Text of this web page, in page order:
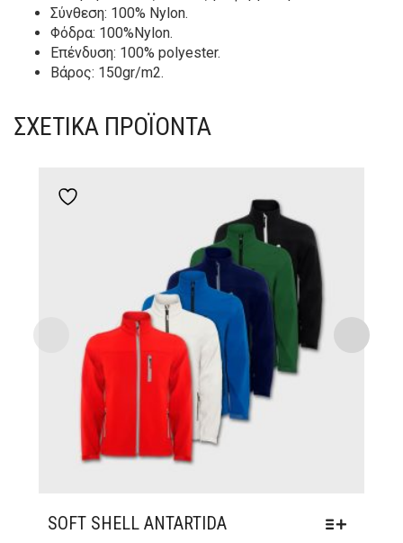
Σύνθεση: 100% Nylon.
Φόδρα: 100%Nylon.
Επένδυση: 100% polyester.
Βάρος: 150gr/m2.
ΣΧΕΤΙΚΆ ΠΡΟΪΌΝΤΑ
SOFT SHELL ANTARTIDA